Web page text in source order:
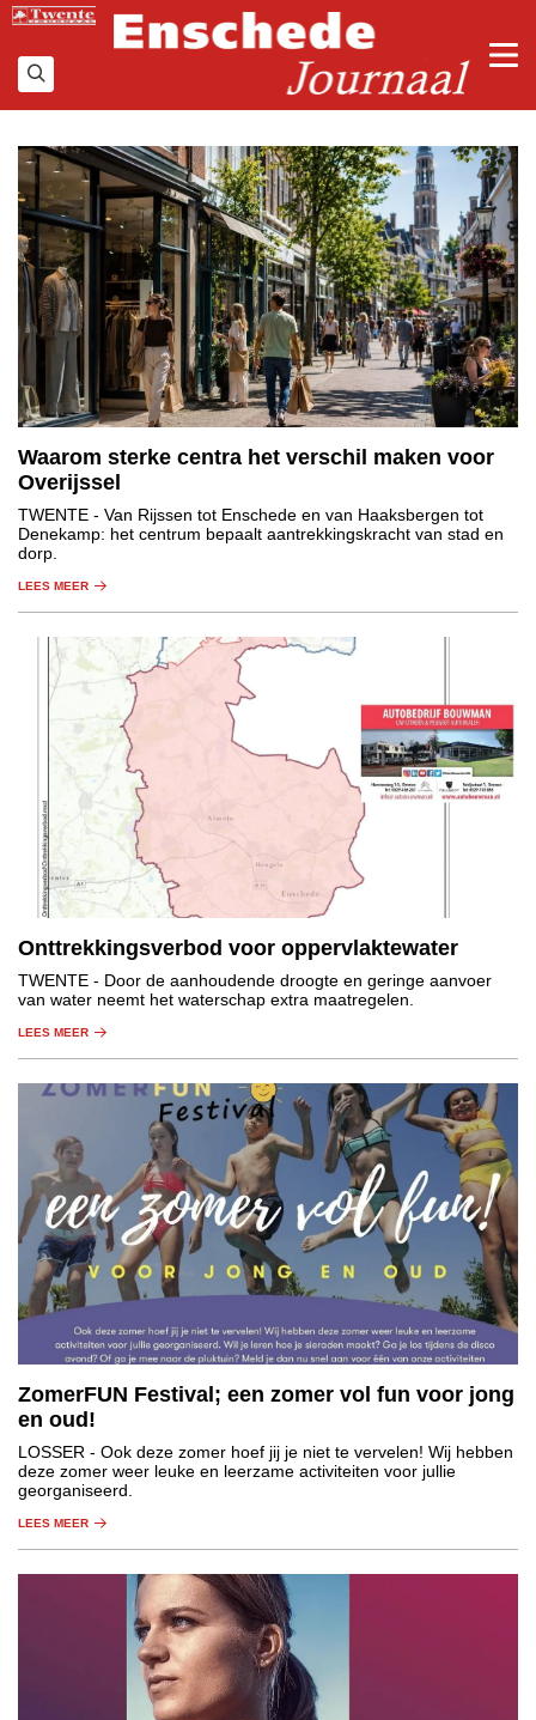
Waarom sterke centra het verschil maken voor
Overijssel
TWENTE - Van Rijssen tot Enschede en van Haaksbergen tot
Denekamp: het centrum bepaalt aantrekkingskracht van stad en
dorp.
LEES MEER
Onttrekkingsverbod voor oppervlaktewater
TWENTE - Door de aanhoudende droogte en geringe aanvoer
van water neemt het waterschap extra maatregelen.
LEES MEER
ZomerFUN Festival; een zomer vol fun voor jong
en oud!
LOSSER - Ook deze zomer hoef jij je niet te vervelen! Wij hebben
deze zomer weer leuke en leerzame activiteiten voor jullie
georganiseerd.
LEES MEER